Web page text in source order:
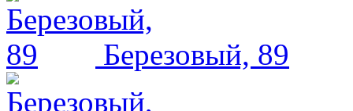
Березовый, 89